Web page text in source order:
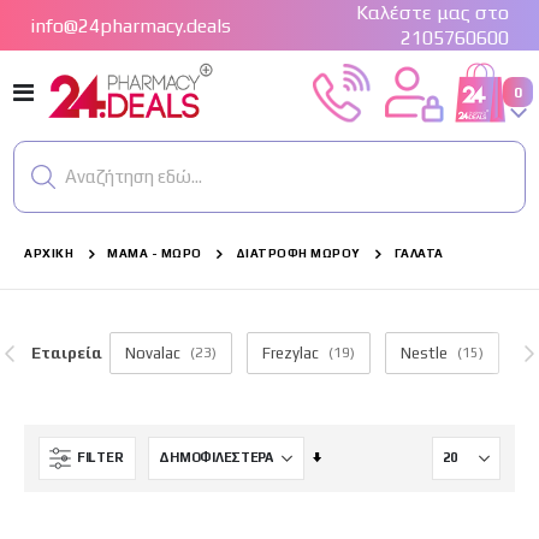
info@24pharmacy.deals
Καλέστε μας στο
2105760600
Εναλλαγή
Πλοήγησης
Cart
0
Αναζήτηση εδώ...
ΑΡΧΙΚΉ ΜΑΜΆ - ΜΩΡΌ ΔΙΑΤΡΟΦΉ ΜΩΡΟΎ ΓΆΛΑΤΑ
Εταιρεία Novalac (23) Frezylac (19) Nestle (15)
FILTER
Ορίστε